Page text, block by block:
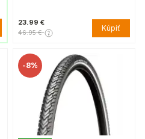
23.99 €
46.95 € Kúpiť
-8%